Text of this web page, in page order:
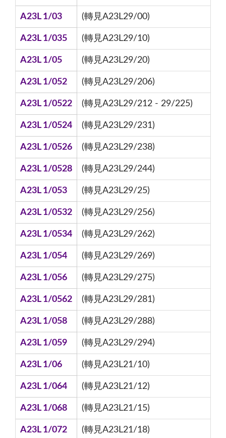
A23L 1/03 (轉見A23L29/00)
A23L 1/035 (轉見A23L29/10)
A23L 1/05 (轉見A23L29/20)
A23L 1/052 (轉見A23L29/206)
A23L 1/0522 (轉見A23L29/212 - 29/225)
A23L 1/0524 (轉見A23L29/231)
A23L 1/0526 (轉見A23L29/238)
A23L 1/0528 (轉見A23L29/244)
A23L 1/053 (轉見A23L29/25)
A23L 1/0532 (轉見A23L29/256)
A23L 1/0534 (轉見A23L29/262)
A23L 1/054 (轉見A23L29/269)
A23L 1/056 (轉見A23L29/275)
A23L 1/0562 (轉見A23L29/281)
A23L 1/058 (轉見A23L29/288)
A23L 1/059 (轉見A23L29/294)
A23L 1/06 (轉見A23L21/10)
A23L 1/064 (轉見A23L21/12)
A23L 1/068 (轉見A23L21/15)
A23L 1/072 (轉見A23L21/18)